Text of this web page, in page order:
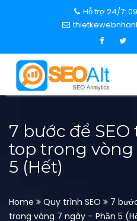
c
Hỗ trợ 24/7:
7 bước để
top trong vòng
5 (Hết)
Home Quy trình SEO
7
trong vòng 7 ngày – Phần 5